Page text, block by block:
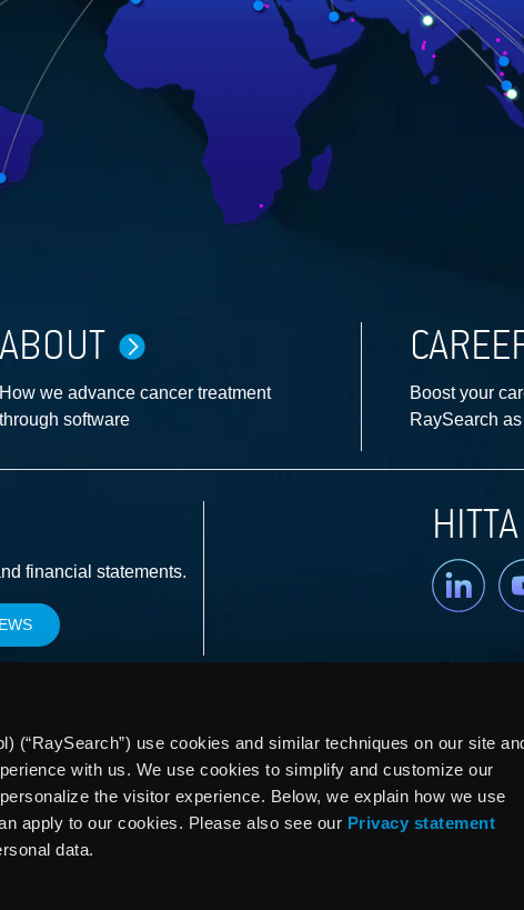
(“RaySearch”) use cookies and similar techniques on our site
with us. We use cookies to simplify and customize our
the visitor experience. Below, we explain how we use
apply to our cookies. Please also see our Privacy statement
data.
ABOUT
How we advance cancer treatment
through software
Boost your
RaySearch
financial statements. Linkedin